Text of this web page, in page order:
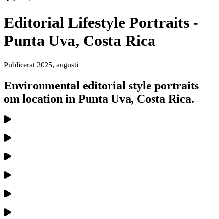
Editorial Lifestyle Portraits -
Punta Uva, Costa Rica
Publicerat 2025, augusti
Environmental editorial style portraits
om location in Punta Uva, Costa Rica.